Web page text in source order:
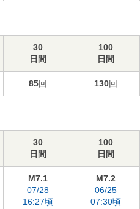
30
日間
100
日間
85回 130回
30
日間
100
日間
M7.1
07/28
16:27頃
M7.2
06/25
07:30頃